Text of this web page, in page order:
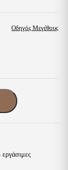
Οδηγός Μεγέθους